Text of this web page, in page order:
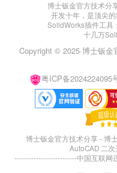
博士钣金官方技术分
开发十年，是顶尖
SolidWorks插件工具
十几万
Copyright © 2025·博士钣金
粤ICP备2024224095
博士钣金官方技术分享 - 博
AutoCAD 二
--------------------------中国互联网